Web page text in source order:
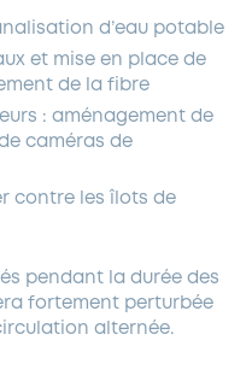
d’eau potable
et mise en place de
de la fibre
: aménagement de
caméras de
contre les îlots de
pendant la durée des
fortement perturbée
alternée.